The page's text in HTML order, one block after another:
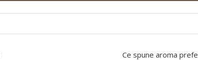
Ce spune aroma